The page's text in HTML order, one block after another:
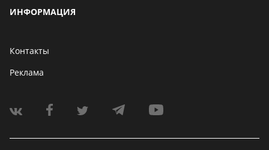
ИНФОРМАЦИЯ
Контакты
Реклама